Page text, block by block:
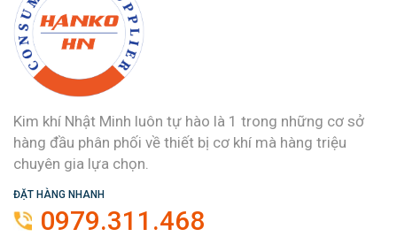
Kim khí Nhật Minh luôn tự hào là 1 trong những cơ sở
hàng đầu phân phối về thiết bị cơ khí mà hàng triệu
chuyên gia lựa chọn.
ĐẶT HÀNG NHANH
0979.311.468